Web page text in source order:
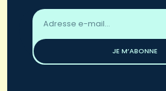
Adresse
email
JE M’ABONNE